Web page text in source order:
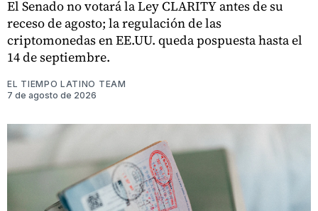
El Senado no votará la Ley CLARITY antes de su
receso de agosto; la regulación de las
criptomonedas en EE.UU. queda pospuesta hasta el
14 de septiembre.
EL TIEMPO LATINO TEAM
7 de agosto de 2026